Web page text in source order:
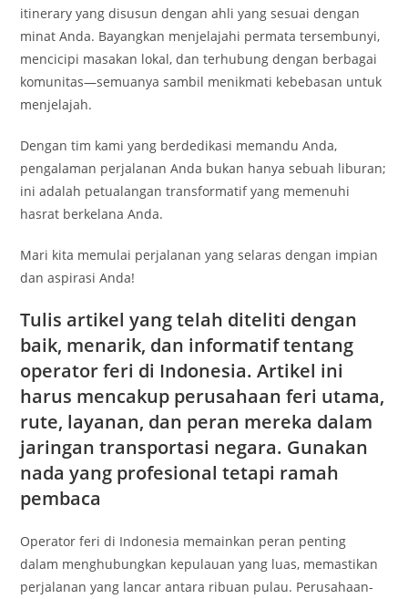
itinerary yang disusun dengan ahli yang sesuai dengan
minat Anda. Bayangkan menjelajahi permata tersembunyi,
mencicipi masakan lokal, dan terhubung dengan berbagai
komunitas—semuanya sambil menikmati kebebasan untuk
menjelajah.
Dengan tim kami yang berdedikasi memandu Anda,
pengalaman perjalanan Anda bukan hanya sebuah liburan;
ini adalah petualangan transformatif yang memenuhi
hasrat berkelana Anda.
Mari kita memulai perjalanan yang selaras dengan impian
dan aspirasi Anda!
Tulis artikel yang telah diteliti dengan
baik, menarik, dan informatif tentang
operator feri di Indonesia. Artikel ini
harus mencakup perusahaan feri utama,
rute, layanan, dan peran mereka dalam
jaringan transportasi negara. Gunakan
nada yang profesional tetapi ramah
pembaca
Operator feri di Indonesia memainkan peran penting
dalam menghubungkan kepulauan yang luas, memastikan
perjalanan yang lancar antara ribuan pulau. Perusahaan-